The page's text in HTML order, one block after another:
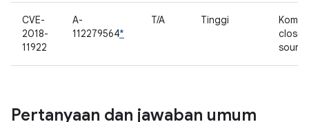
CVE-
2018-
11922
A-
112279564*
T/A Tinggi
closed
source
Pertanyaan dan jawaban umum